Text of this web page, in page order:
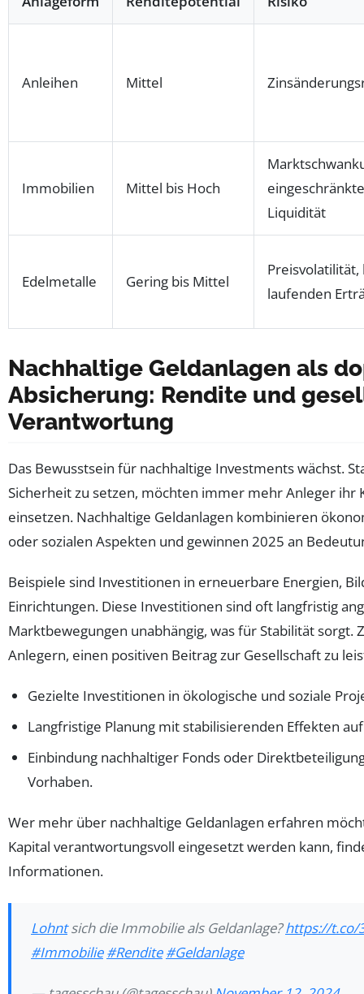
Anleihen Mittel
Immobilien Mittel bis Hoch
eingeschränkte
Liquidität
Edelmetalle Gering bis Mittel
Preisvolatilität,
laufenden
Nachhaltige Geldanlagen als
Absicherung: Rendite und
Verantwortung
Das Bewusstsein für nachhaltige Investments wächst.
Sicherheit zu setzen, möchten immer mehr Anleger ihr
einsetzen. Nachhaltige Geldanlagen kombinieren
oder sozialen Aspekten und gewinnen 2025 an
Beispiele sind Investitionen in erneuerbare Energien,
Einrichtungen. Diese Investitionen sind oft langfristig
Marktbewegungen unabhängig, was für Stabilität sorgt.
Anlegern, einen positiven Beitrag zur Gesellschaft zu
Gezielte Investitionen in ökologische und soziale
Langfristige Planung mit stabilisierenden Effekten
Einbindung nachhaltiger Fonds oder
Vorhaben.
Wer mehr über nachhaltige Geldanlagen erfahren
Kapital verantwortungsvoll eingesetzt werden kann,
Informationen.
Lohntsich die Immobilie als Geldanlage?https://t.co/
#Immobilie #Rendite #Geldanlage